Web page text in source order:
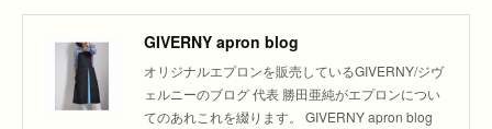
GIVERNY apron blog
オリジナルエプロンを販売しているGIVERNY/ジヴ
ェルニーのブログ 代表 勝田亜純がエプロンについ
てのあれこれを綴ります。 GIVERNY apron blog